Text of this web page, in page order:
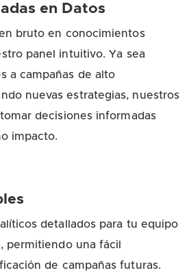
en Datos
bruto en conocimientos
panel intuitivo. Ya sea
a campañas de alto
nuevas estrategias, nuestros
decisiones informadas
impacto.
detallados para tu equipo
permitiendo una fácil
de campañas futuras.